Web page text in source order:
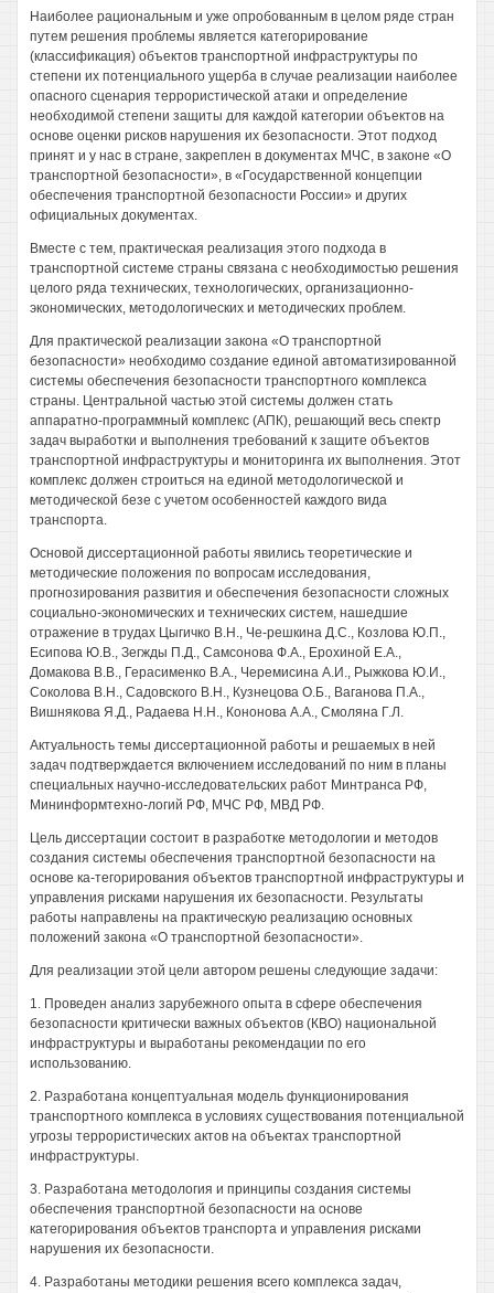
Наиболее рациональным и уже опробованным в целом ряде стран
путем решения проблемы является категорирование
(классификация) объектов транспортной инфраструктуры по
степени их потенциального ущерба в случае реализации наиболее
опасного сценария террористической атаки и определение
необходимой степени защиты для каждой категории объектов на
основе оценки рисков нарушения их безопасности. Этот подход
принят и у нас в стране, закреплен в документах МЧС, в законе «О
транспортной безопасности», в «Государственной концепции
обеспечения транспортной безопасности России» и других
официальных документах.
Вместе с тем, практическая реализация этого подхода в
транспортной системе страны связана с необходимостью решения
целого ряда технических, технологических, организационно-
экономических, методологических и методических проблем.
Для практической реализации закона «О транспортной
безопасности» необходимо создание единой автоматизированной
системы обеспечения безопасности транспортного комплекса
страны. Центральной частью этой системы должен стать
аппаратно-программный комплекс (АПК), решающий весь спектр
задач выработки и выполнения требований к защите объектов
транспортной инфраструктуры и мониторинга их выполнения. Этот
комплекс должен строиться на единой методологической и
методической безе с учетом особенностей каждого вида
транспорта.
Основой диссертационной работы явились теоретические и
методические положения по вопросам исследования,
прогнозирования развития и обеспечения безопасности сложных
социально-экономических и технических систем, нашедшие
отражение в трудах Цыгичко В.Н., Че-решкина Д.С., Козлова Ю.П.,
Есипова Ю.В., Зегжды П.Д., Самсонова Ф.А., Ерохиной Е.А.,
Домакова В.В., Герасименко В.А., Черемисина А.И., Рыжкова Ю.И.,
Соколова В.Н., Садовского В.Н., Кузнецова О.Б., Ваганова П.А.,
Вишнякова Я.Д., Радаева H.H., Кононова A.A., Смоляна Г.Л.
Актуальность темы диссертационной работы и решаемых в ней
задач подтверждается включением исследований по ним в планы
специальных научно-исследовательских работ Минтранса РФ,
Мининформтехно-логий РФ, МЧС РФ, МВД РФ.
Цель диссертации состоит в разработке методологии и методов
создания системы обеспечения транспортной безопасности на
основе ка-тегорирования объектов транспортной инфраструктуры и
управления рисками нарушения их безопасности. Результаты
работы направлены на практическую реализацию основных
положений закона «О транспортной безопасности».
Для реализации этой цели автором решены следующие задачи:
1. Проведен анализ зарубежного опыта в сфере обеспечения
безопасности критически важных объектов (КВО) национальной
инфраструктуры и выработаны рекомендации по его
использованию.
2. Разработана концептуальная модель функционирования
транспортного комплекса в условиях существования потенциальной
угрозы террористических актов на объектах транспортной
инфраструктуры.
3. Разработана методология и принципы создания системы
обеспечения транспортной безопасности на основе
категорирования объектов транспорта и управления рисками
нарушения их безопасности.
4. Разработаны методики решения всего комплекса задач,